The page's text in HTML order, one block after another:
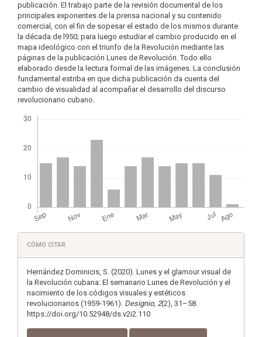
publicación. El trabajo parte de la revisión documental de los
principales exponentes de la prensa nacional y su contenido
comercial, con el fin de sopesar el estado de los mismos durante
la década de l950; para luego estudiar el cambio producido en el
mapa ideológico con el triunfo de la Revolución mediante las
páginas de la publicación Lunes de Revolución. Todo ello
elaborado desde la lectura formal de las imágenes. La conclusión
fundamental estriba en que dicha publicación da cuenta del
cambio de visualidad al acompañar el desarrollo del discurso
revolucionario cubano.
Detalles
del
artículo
CÓMO CITAR
Hernández Dominicis, S. (2020). Lunes y el glamour visual de
la Revolución cubana: El semanario Lunes de Revolución y el
nacimiento de los códigos visuales y estéticos
revolucionarios (1959-1961). Designio, 2(2), 31–58.
https://doi.org/10.52948/ds.v2i2.110